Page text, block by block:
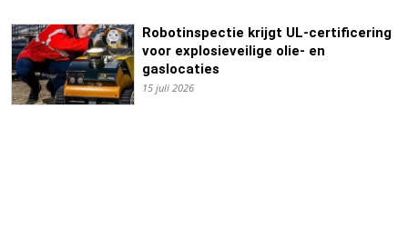
Robotinspectie krijgt UL-certificering
voor explosieveilige olie- en
gaslocaties
15 juli 2026